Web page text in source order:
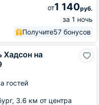
от1 140руб.
за 1 ночь
Получите57 бонусов
Хадсон на
гостей
3.6 км от центра